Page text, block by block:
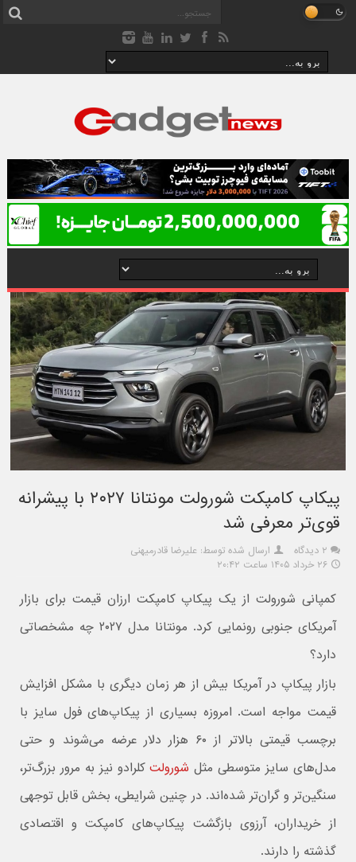
پیکاپ کامپکت شورولت مونتانا ۲۰۲۷ با پیشرانه
قوی‌تر معرفی شد
۲ دیدگاه
ارسال شده توسط: علیرضا قادرمیهنی
۲۶ خرداد ۱۴۰۵ ساعت ۲۰:۴۲
کمپانی شورولت از یک پیکاپ کامپکت ارزان قیمت برای بازار
آمریکای جنوبی رونمایی کرد. مونتانا مدل ۲۰۲۷ چه مشخصاتی
دارد؟
بازار پیکاپ در آمریکا بیش از هر زمان دیگری با مشکل افزایش
قیمت مواجه است. امروزه بسیاری از پیکاپ‌های فول‌ سایز با
برچسب قیمتی بالاتر از ۶۰ هزار دلار عرضه می‌شوند و حتی
مدل‌های سایز متوسطی مثل شورولتکلرادو نیز به مرور بزرگ‌تر،
سنگین‌تر و گران‌تر شده‌اند. در چنین شرایطی، بخش قابل توجهی
از خریداران، آرزوی بازگشت پیکاپ‌های کامپکت و اقتصادی
گذشته را دارند.